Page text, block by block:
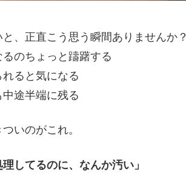
、正直こう思う瞬間ありませんか？
るのちょっと躊躇する
れると気になる
中途半端に残る
いのがこれ。
理してるのに、なんか汚い」